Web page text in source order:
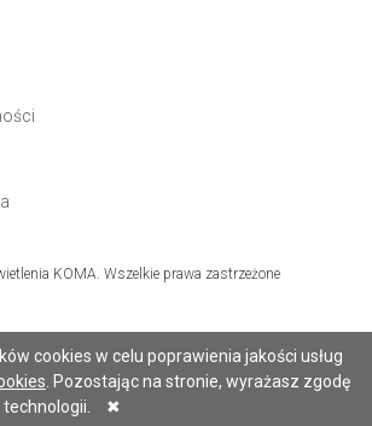
cookies w celu poprawienia jakości usług
. Pozostając na stronie, wyrażasz zgodę
✖
KOMA. Wszelkie prawa zastrzeżone